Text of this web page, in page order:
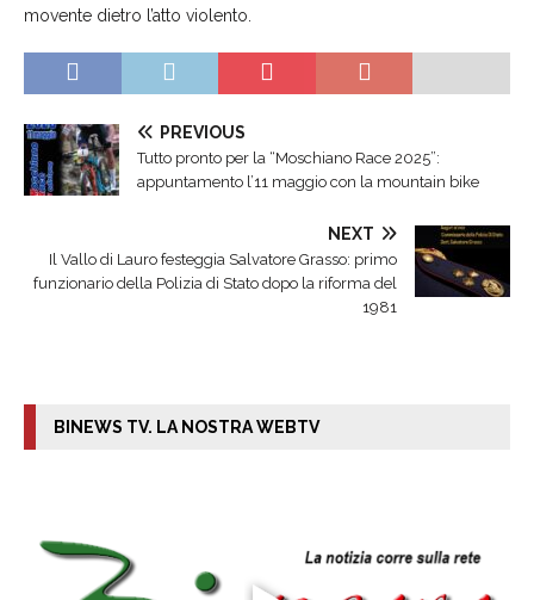
movente dietro l’atto violento.
PREVIOUS
Tutto pronto per la “Moschiano Race 2025”:
appuntamento l’11 maggio con la mountain bike
NEXT
Il Vallo di Lauro festeggia Salvatore Grasso: primo
funzionario della Polizia di Stato dopo la riforma del
1981
BINEWS TV. LA NOSTRA WEBTV